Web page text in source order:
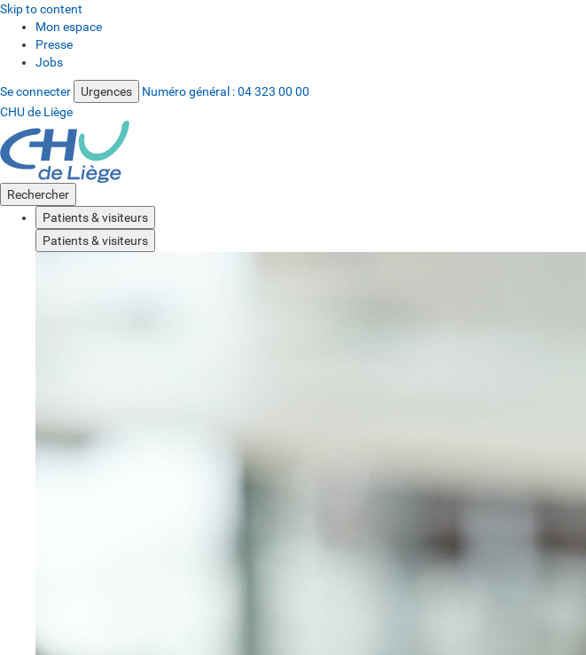
Skip to content
Mon espace
Presse
Jobs
Se connecter Urgences Numéro général :04 323 00 00
CHU de Liège
Rechercher
Patients & visiteurs
Patients & visiteurs